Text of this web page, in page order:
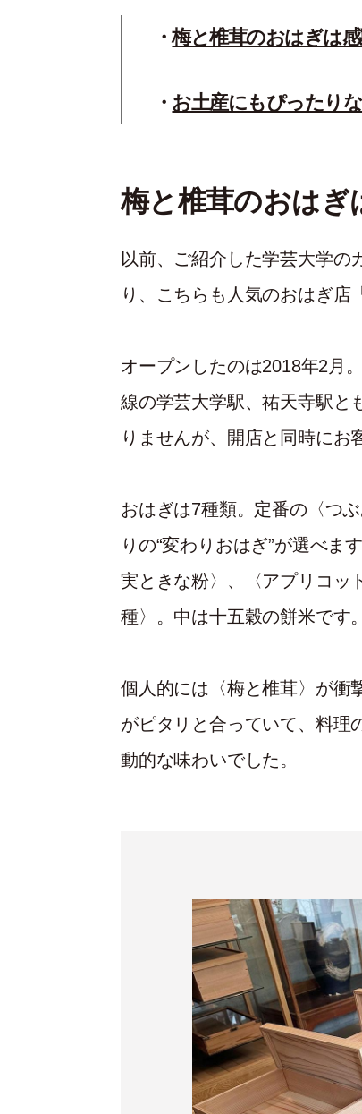
梅と椎茸のおはぎは
お土産にもぴったり
梅と椎茸のおはぎ
以前、ご紹介した学芸大学の
り、こちらも人気のおはぎ店
オープンしたのは2018年2月
線の学芸大学駅、祐天寺駅と
りませんが、開店と同時にお
おはぎは7種類。定番の〈つ
りの“変わりおはぎ”が選べま
実ときな粉〉、〈アプリコッ
種〉。中は十五穀の餅米です。
個人的には〈梅と椎茸〉が衝
がピタリと合っていて、料
動的な味わいでした。